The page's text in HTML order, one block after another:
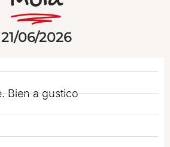
21/06/2026
Bien a gustico